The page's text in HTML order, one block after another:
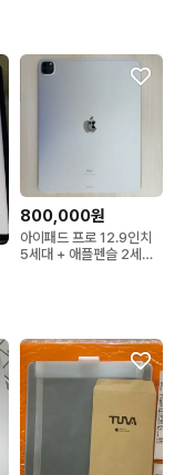
800,000원
아이패드 프로 12.9인치
5세대 + 애플펜슬 2세대